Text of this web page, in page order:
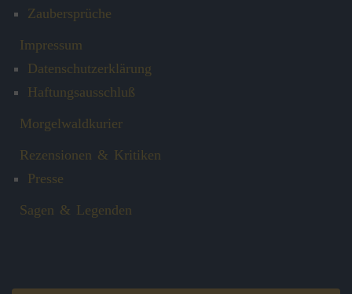
Zaubersprüche
Impressum
Datenschutzerklärung
Haftungsausschluß
Morgelwaldkurier
Rezensionen & Kritiken
Presse
Sagen & Legenden